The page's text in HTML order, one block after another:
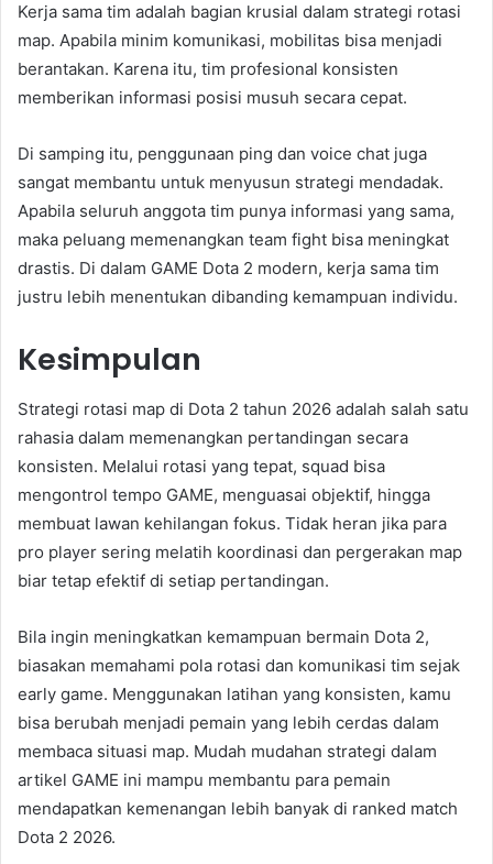
Kerja sama tim adalah bagian krusial dalam strategi rotasi
map. Apabila minim komunikasi, mobilitas bisa menjadi
berantakan. Karena itu, tim profesional konsisten
memberikan informasi posisi musuh secara cepat.
Di samping itu, penggunaan ping dan voice chat juga
sangat membantu untuk menyusun strategi mendadak.
Apabila seluruh anggota tim punya informasi yang sama,
maka peluang memenangkan team fight bisa meningkat
drastis. Di dalam GAME Dota 2 modern, kerja sama tim
justru lebih menentukan dibanding kemampuan individu.
Kesimpulan
Strategi rotasi map di Dota 2 tahun 2026 adalah salah satu
rahasia dalam memenangkan pertandingan secara
konsisten. Melalui rotasi yang tepat, squad bisa
mengontrol tempo GAME, menguasai objektif, hingga
membuat lawan kehilangan fokus. Tidak heran jika para
pro player sering melatih koordinasi dan pergerakan map
biar tetap efektif di setiap pertandingan.
Bila ingin meningkatkan kemampuan bermain Dota 2,
biasakan memahami pola rotasi dan komunikasi tim sejak
early game. Menggunakan latihan yang konsisten, kamu
bisa berubah menjadi pemain yang lebih cerdas dalam
membaca situasi map. Mudah mudahan strategi dalam
artikel GAME ini mampu membantu para pemain
mendapatkan kemenangan lebih banyak di ranked match
Dota 2 2026.